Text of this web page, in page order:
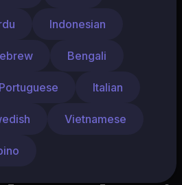
Indonesian
Bengali
Portuguese Italian
Vietnamese